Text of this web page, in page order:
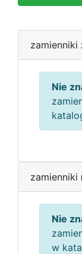
zamienniki
Nie
zamienniki
Nie
w